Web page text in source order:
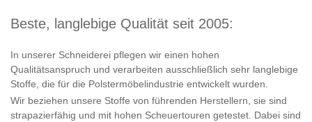
Beste, langlebige Qualität seit 2005:
In unserer Schneiderei pflegen wir einen hohen
Qualitätsanspruch und verarbeiten ausschließlich sehr langlebige
Stoffe, die für die Polstermöbelindustrie entwickelt wurden.
Wir beziehen unsere Stoffe von führenden Herstellern, sie sind
strapazierfähig und mit hohen Scheuertouren getestet. Dabei sind